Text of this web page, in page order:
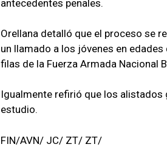
antecedentes penales.
Orellana detalló que el proceso se
un llamado a los jóvenes en
filas de la Fuerza Armada Nacional
Igualmente refirió que los
estudio.
FIN/AVN/ JC/ ZT/ ZT/